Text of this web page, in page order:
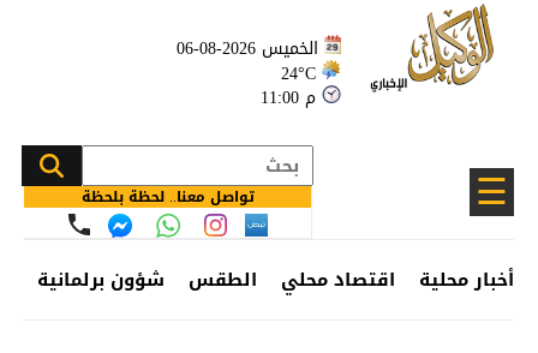
الخميس 2026-08-06
24°C
11:00 م
☰ تواصل معنا.. لحظة بلحظة
أخبار محلية اقتصاد محلي الطقس شؤون برلمانية